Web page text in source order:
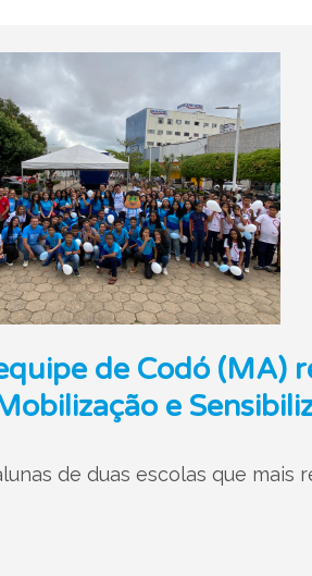
de Codó (MA)
e
de duas escolas que mais